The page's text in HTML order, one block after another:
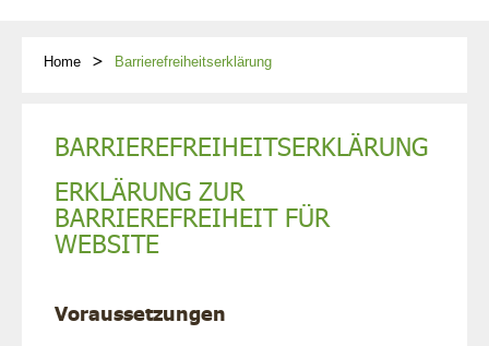
Home Barrierefreiheitserklärung
BARRIEREFREIHEITSERKLÄRUNG
ERKLÄRUNG ZUR
BARRIEREFREIHEIT FÜR
WEBSITE
Voraussetzungen